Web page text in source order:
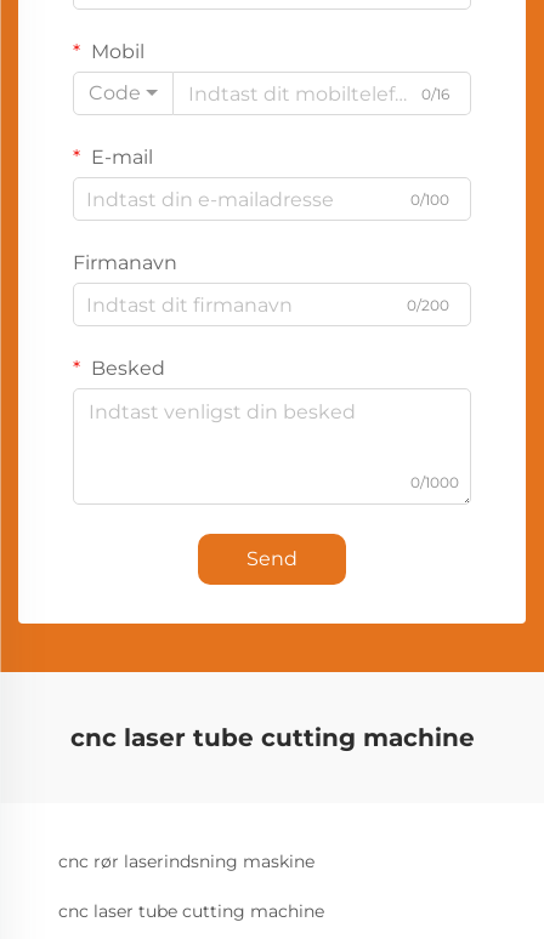
Mobil
Code
0/16
E-mail
0/100
Firmanavn
0/200
Besked
0/1000
Send
cnc laser tube cutting machine
cnc rør laserindsning maskine
cnc laser tube cutting machine